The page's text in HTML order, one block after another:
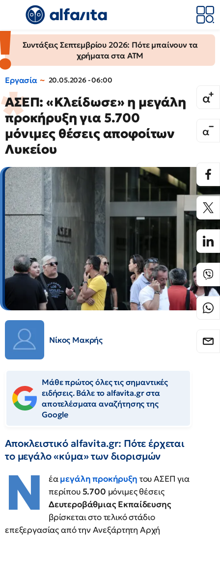
Συντάξεις Σεπτεμβρίου 2026: Πότε μπαίνουν τα
χρήματα στα ΑΤΜ
Εργασία 20.05.2026 - 06:00
ΑΣΕΠ: «Κλείδωσε» η μεγάλη
προκήρυξη για 5.700
μόνιμες θέσεις αποφοίτων
Λυκείου
Νίκος Μακρής
Μάθε πρώτος όλες τις σημαντικές
ειδήσεις. Βάλε το alfavita.gr στα
αποτελέσματα αναζήτησης της
Google
Αποκλειστικό alfavita.gr: Πότε έρχεται
το μεγάλο «κύμα» των διορισμών
Ν έαμεγάλη προκήρυξη του ΑΣΕΠ για
περίπου5.700 μόνιμες θέσεις
Δευτεροβάθμιας Εκπαίδευσης
βρίσκεται στο τελικό στάδιο
επεξεργασίας από την Ανεξάρτητη Αρχή